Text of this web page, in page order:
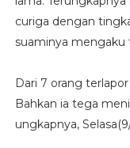
curiga dengan
suaminya mengaku
Dari 7 orang
Bahkan ia tega
ungkapnya,